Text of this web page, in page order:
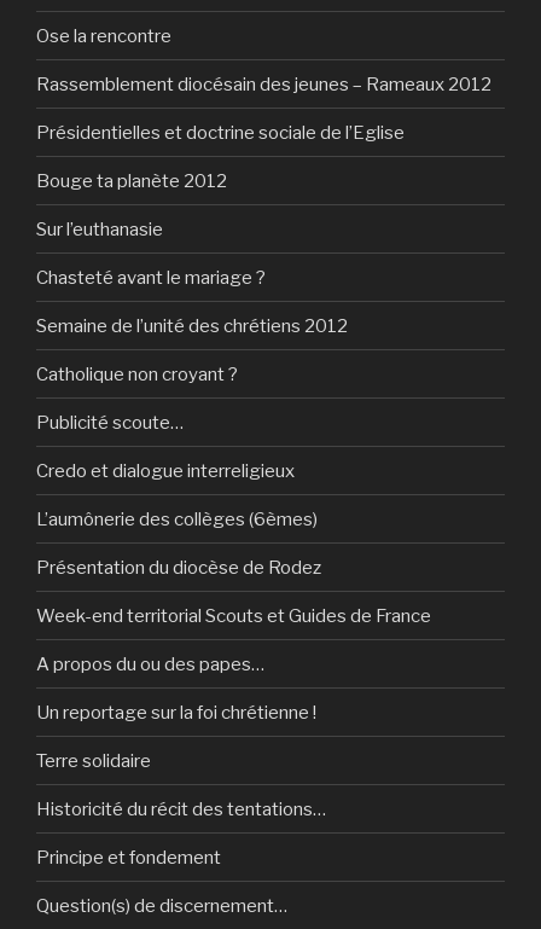
Ose la rencontre
Rassemblement diocésain des jeunes – Rameaux 2012
Présidentielles et doctrine sociale de l’Eglise
Bouge ta planète 2012
Sur l’euthanasie
Chasteté avant le mariage ?
Semaine de l’unité des chrétiens 2012
Catholique non croyant ?
Publicité scoute…
Credo et dialogue interreligieux
L’aumônerie des collèges (6èmes)
Présentation du diocèse de Rodez
Week-end territorial Scouts et Guides de France
A propos du ou des papes…
Un reportage sur la foi chrétienne !
Terre solidaire
Historicité du récit des tentations…
Principe et fondement
Question(s) de discernement…